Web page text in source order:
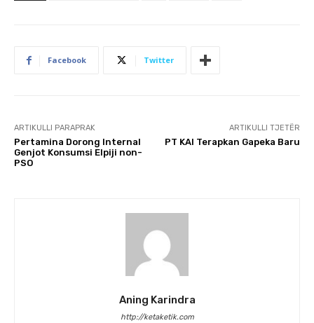
Facebook Twitter
ARTIKULLI PARAPRAK
Pertamina Dorong Internal
Genjot Konsumsi Elpiji non-
PSO
ARTIKULLI TJETËR
PT KAI Terapkan Gapeka Baru
Aning Karindra
http://ketaketik.com